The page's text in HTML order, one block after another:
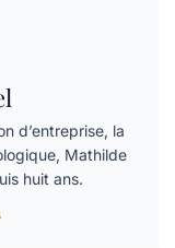
d’entreprise, la
Mathilde
huit ans.